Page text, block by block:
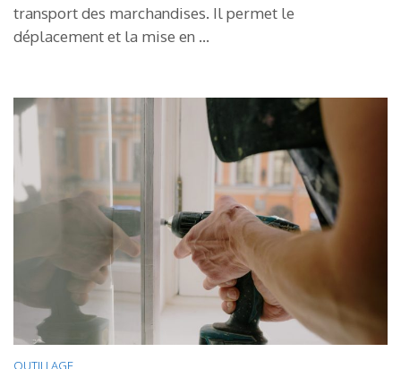
transport des marchandises. Il permet le
déplacement et la mise en …
OUTILLAGE